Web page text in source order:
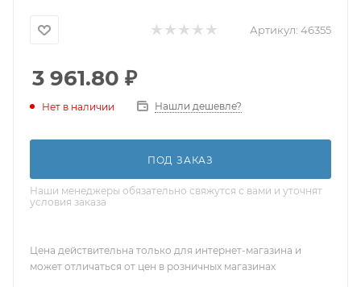
Артикул: 46355
3 961.80 ₽
Нет в наличии Нашли дешевле?
ПОД ЗАКАЗ
Наши менеджеры обязательно свяжутся с вами и уточнят
условия заказа
Цена действительна только для интернет-магазина и
может отличаться от цен в розничных магазинах